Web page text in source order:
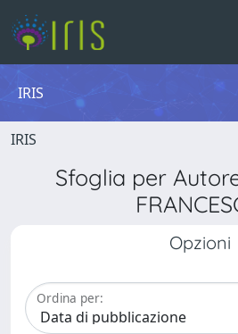
IRIS
IRIS
Sfoglia per
Opzioni
Ordina per: